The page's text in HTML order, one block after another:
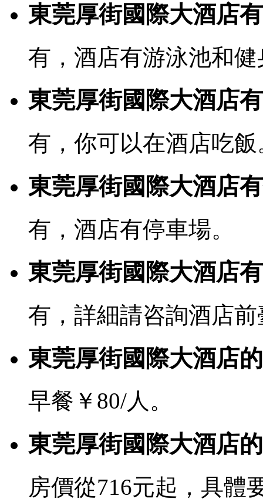
東莞厚街國際大酒店
有，酒店有游泳池和
東莞厚街國際大酒店
有，你可以在酒店吃飯
東莞厚街國際大酒店
有，酒店有停車場。
東莞厚街國際大酒店
有，詳細請咨詢酒店前
東莞厚街國際大酒店
早餐￥80/人。
東莞厚街國際大酒店
房價從716元起，具體